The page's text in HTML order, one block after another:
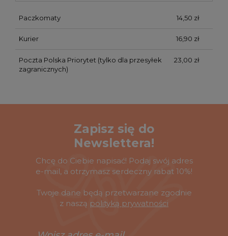
Paczkomaty 14,50 zł
Kurier 16,90 zł
Poczta Polska Priorytet (tylko dla przesyłek
zagranicznych)
23,00 zł
Zapisz się do
Newslettera!
Chcę do Ciebie napisać! Podaj swój adres
e-mail, a otrzymasz serdeczny rabat 10%!
Twoje dane będą przetwarzane zgodnie
z naszą polityką prywatności